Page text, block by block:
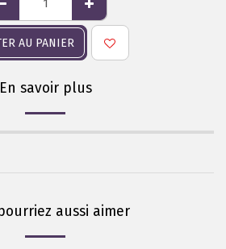
AU PANIER
En savoir plus
aussi aimer